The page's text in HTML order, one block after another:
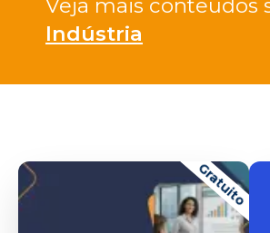
Indústria
Gratuito